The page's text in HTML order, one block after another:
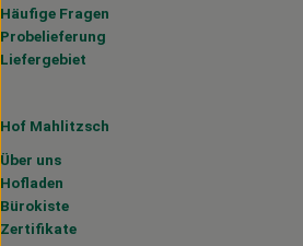
Häufige Fragen
Probelieferung
Liefergebiet
Hof Mahlitzsch
Über uns
Hofladen
Bürokiste
Zertifikate